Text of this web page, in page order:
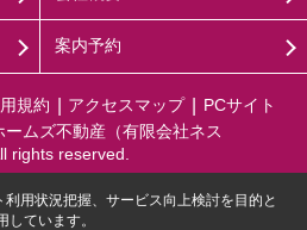
案内予約
規約 アクセスマップ
PCサイト
ムズ不動産（有限会社ネス
rights reserved.
用状況把握、サービス向上検討を目的と
ています。